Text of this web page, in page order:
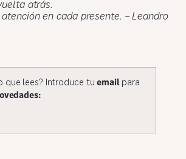
atrás.
en cada presente. – Leandro
que lees? Introduce tuemailpara